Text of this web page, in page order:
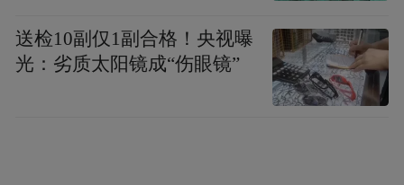
送检10副仅1副合格！央视曝
光：劣质太阳镜成“伤眼镜”